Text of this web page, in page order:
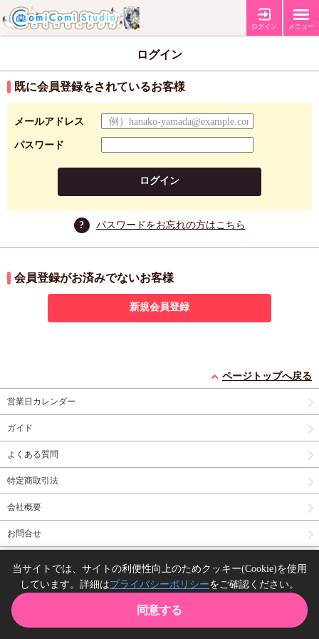
ログイン メニュー
ログイン
既に会員登録をされているお客様
メールアドレス
パスワード
ログイン
? パスワードをお忘れの方はこちら
会員登録がお済みでないお客様
新規会員登録
ページトップへ戻る
営業日カレンダー
ガイド
よくある質問
特定商取引法
会社概要
お問合せ
Copyright(C) comicomi studio. All right reserved.
当サイトでは、サイトの利便性向上のためクッキー(Cookie)を使用
しています。詳細はプライバシーポリシーをご確認ください。
同意する